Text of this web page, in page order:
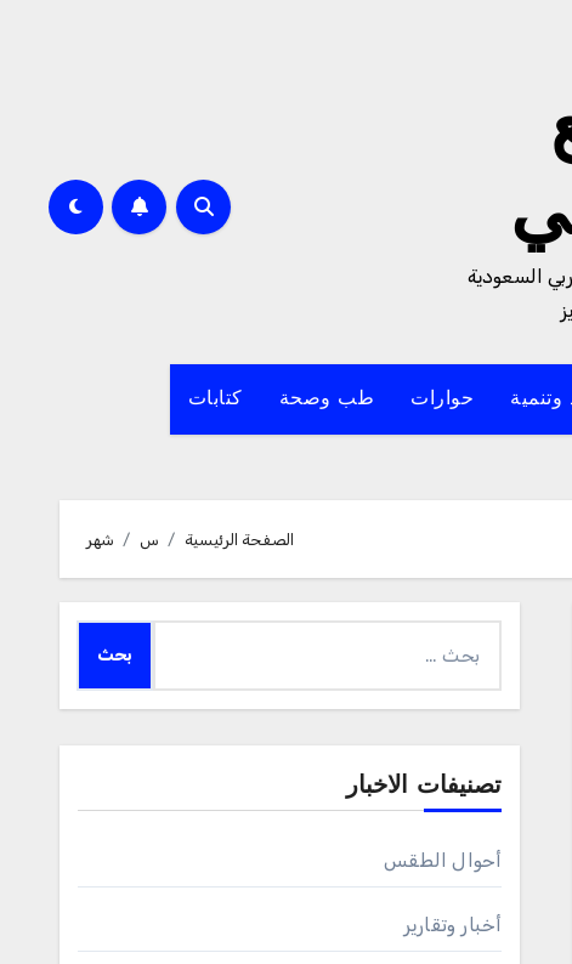
السعودية
وتنمية حوارات طب وصحة كتابات
الصفحة الرئيسية س شهر
عن:
تصنيفات الاخبار
أحوال الطقس
أخبار وتقارير